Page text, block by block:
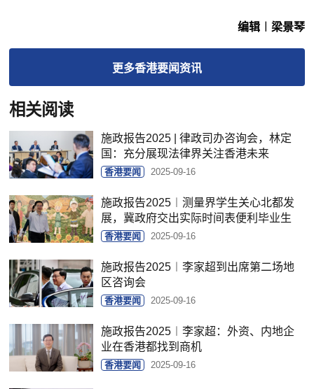
编辑︱梁景琴
更多香港要闻资讯
相关阅读
施政报告2025 | 律政司办咨询会，林定
国：充分展现法律界关注香港未来
香港要闻 2025-09-16
施政报告2025︱测量界学生关心北都发
展，冀政府交出实际时间表便利毕业生
香港要闻 2025-09-16
施政报告2025︱李家超到出席第二场地
区咨询会
香港要闻 2025-09-16
施政报告2025︱李家超：外资、内地企
业在香港都找到商机
香港要闻 2025-09-16